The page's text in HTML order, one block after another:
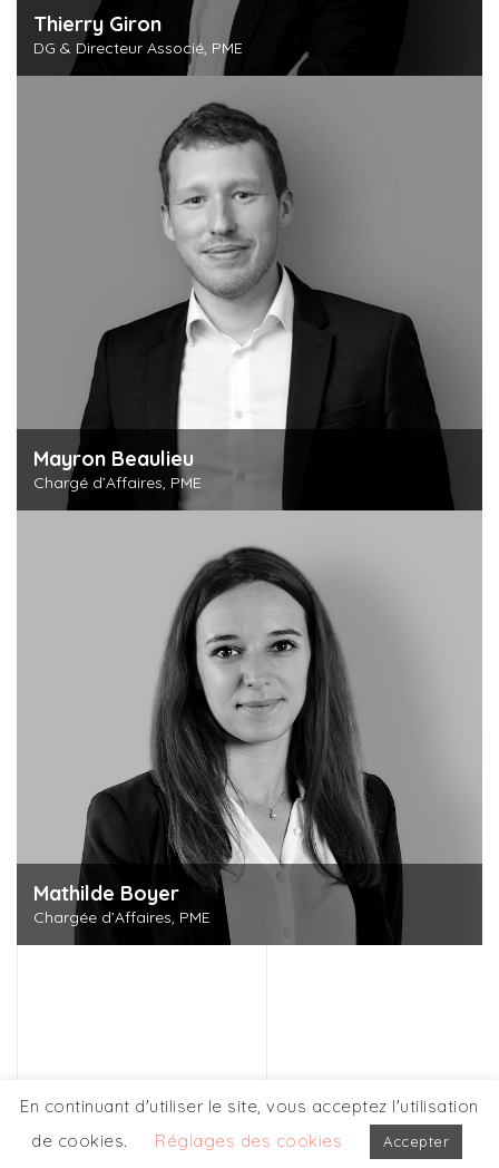
Thierry Giron
DG & Directeur Associé, PME
Découvrir cette personne
Mayron Beaulieu
Chargé d’Affaires, PME
Mathilde Boyer
Chargée d’Affaires, PME
En continuant d'utiliser le site, vous acceptez l'utilisation
de cookies.
Réglages des cookies Accepter